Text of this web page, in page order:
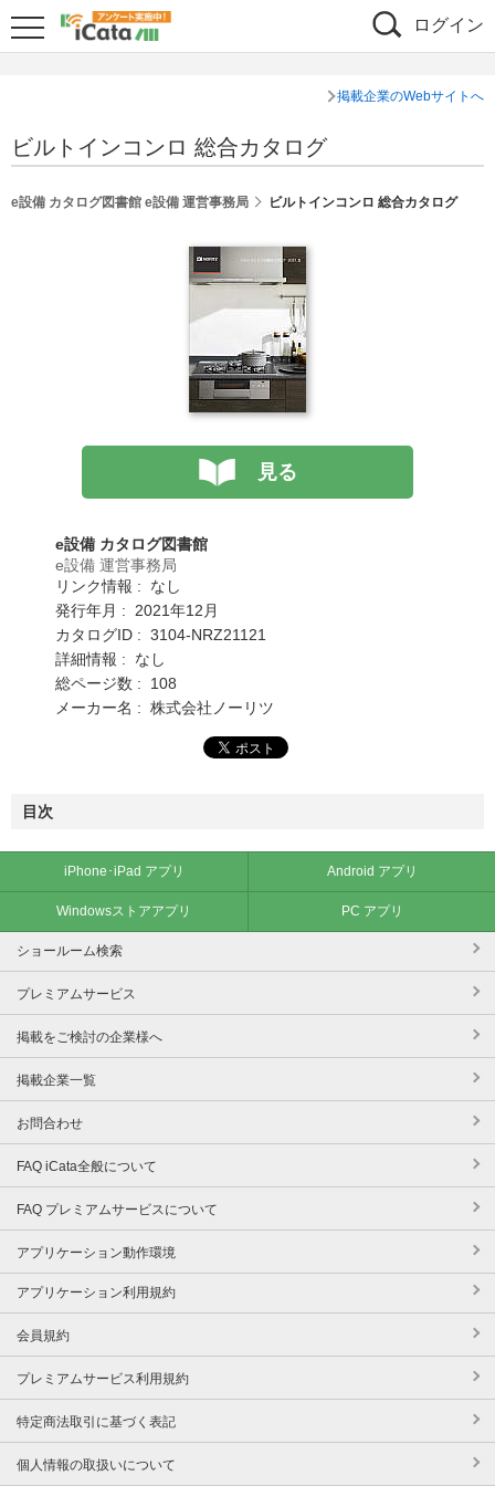
ログイン
掲載企業のWebサイトへ
ビルトインコンロ 総合カタログ
e設備 カタログ図書館 e設備 運営事務局 ビルトインコンロ 総合カタログ
見る
e設備 カタログ図書館
e設備 運営事務局
リンク情報 : なし
発行年月 : 2021年12月
カタログID : 3104-NRZ21121
詳細情報 : なし
総ページ数 : 108
メーカー名 : 株式会社ノーリツ
目次
iPhone･iPad アプリ Android アプリ
Windowsストアアプリ PC アプリ
ショールーム検索
プレミアムサービス
掲載をご検討の企業様へ
掲載企業一覧
お問合わせ
FAQ iCata全般について
FAQ プレミアムサービスについて
アプリケーション動作環境
アプリケーション利用規約
会員規約
プレミアムサービス利用規約
特定商法取引に基づく表記
個人情報の取扱いについて